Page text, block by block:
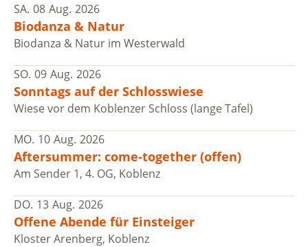
SA. 08 Aug. 2026
Biodanza & Natur
Biodanza & Natur im Westerwald
SO. 09 Aug. 2026
Sonntags auf der Schlosswiese
Wiese vor dem Koblenzer Schloss (lange Tafel)
MO. 10 Aug. 2026
Aftersummer: come-together (offen)
Am Sender 1, 4. OG, Koblenz
DO. 13 Aug. 2026
Offene Abende für Einsteiger
Kloster Arenberg, Koblenz